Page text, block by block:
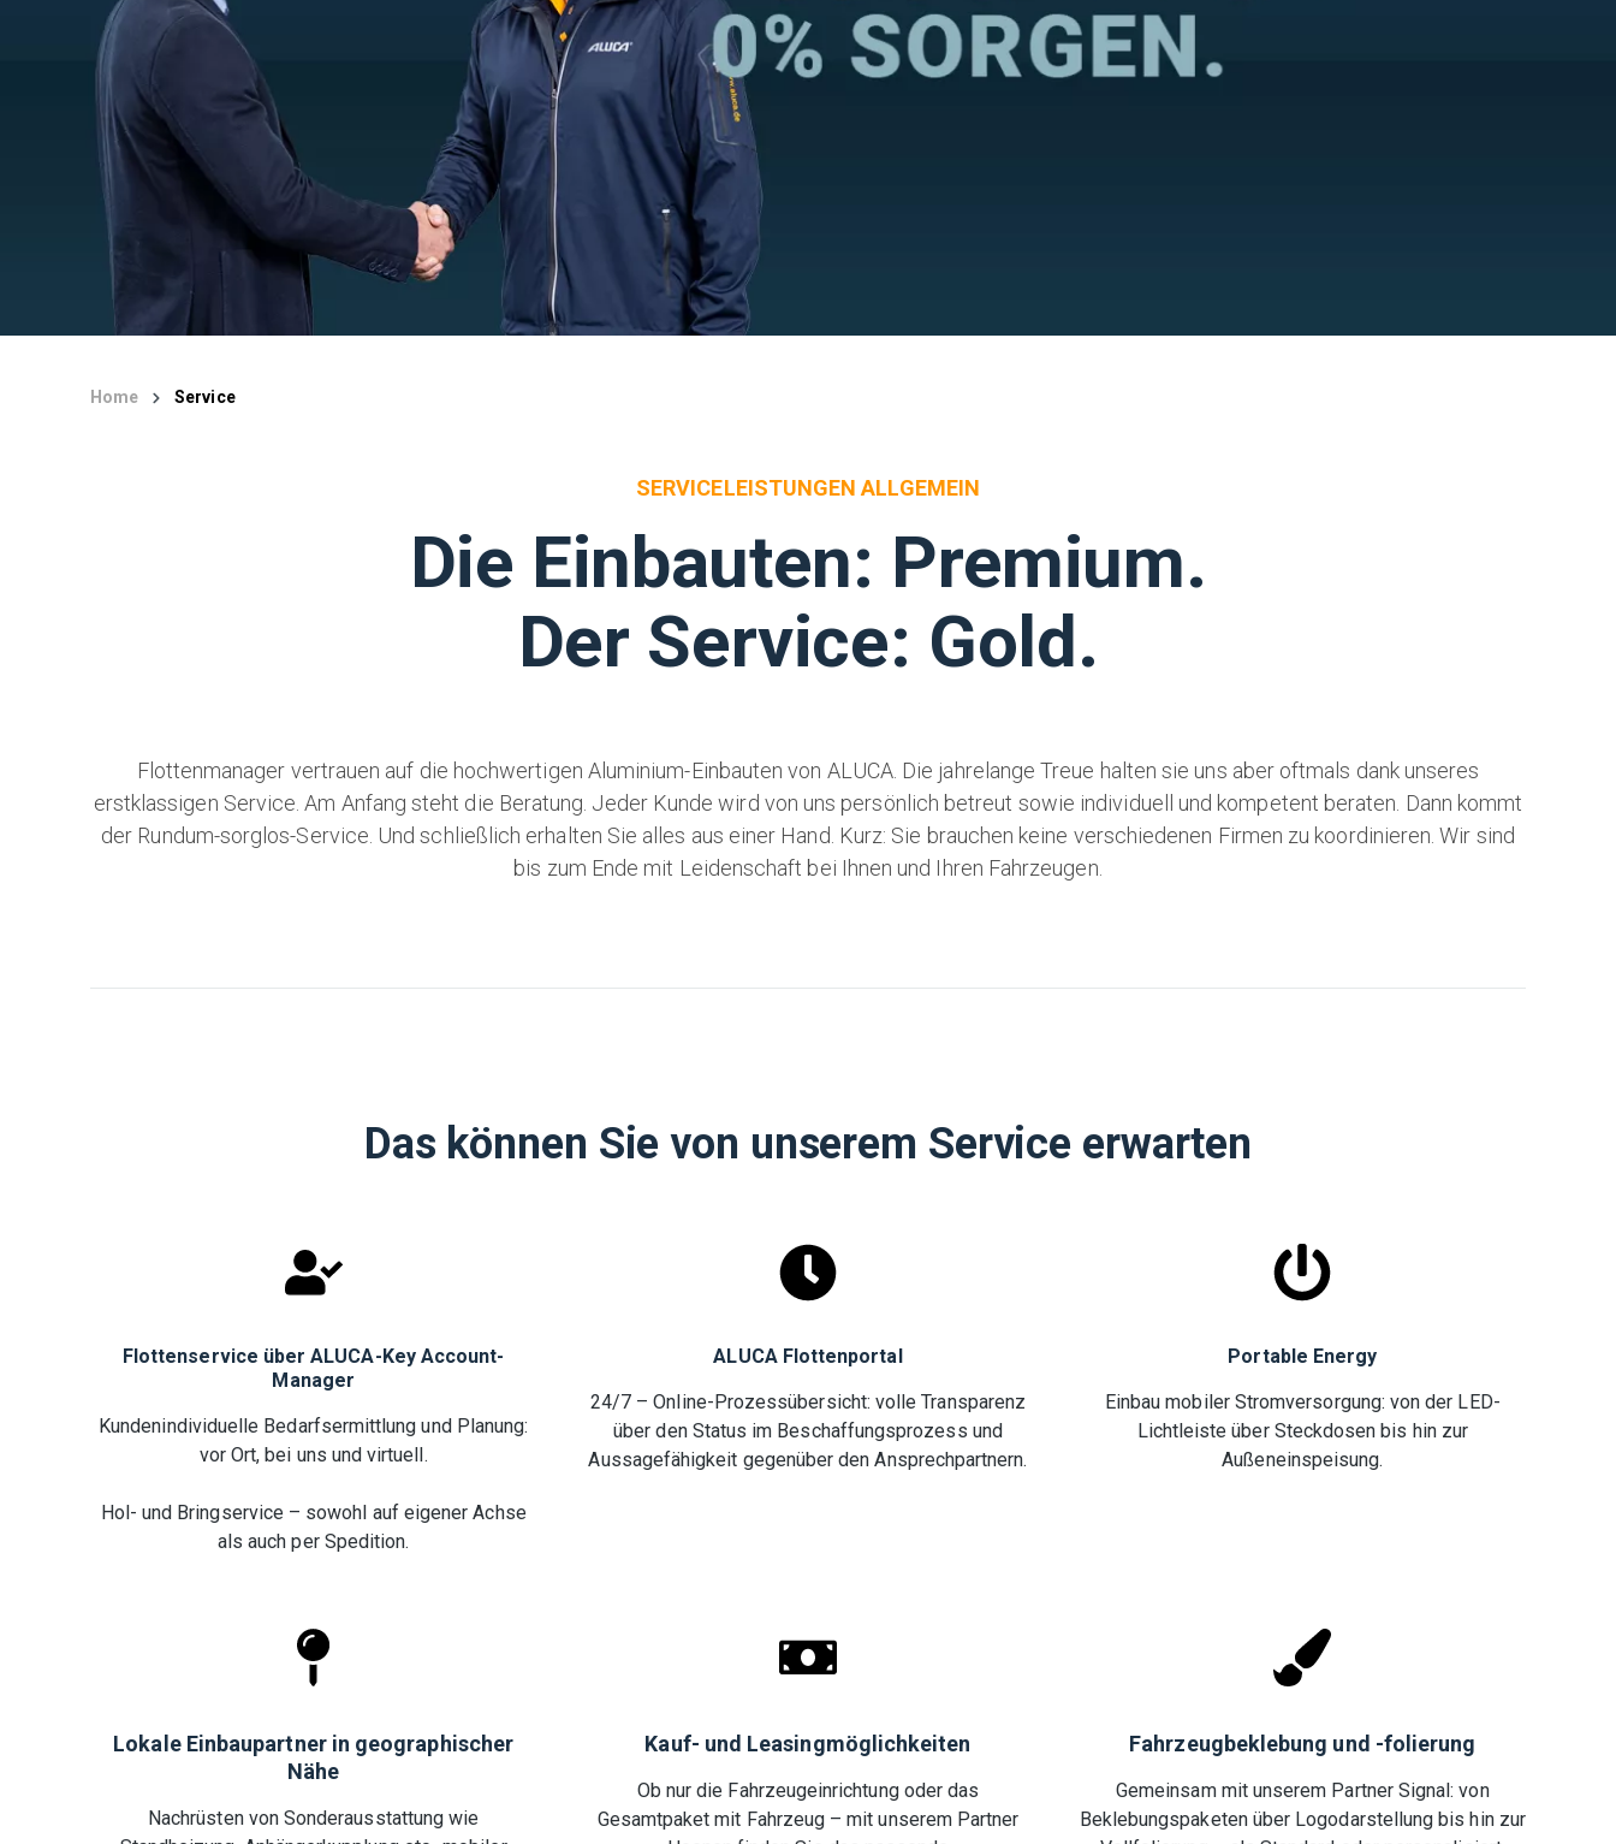
Home Service
SERVICELEISTUNGEN ALLGEMEIN
Die Einbauten: Premium.
Der Service: Gold.
Flottenmanager vertrauen auf die hochwertigen Aluminium-Einbauten von ALUCA. Die jahrelange Treue halten sie uns aber oftmals dank unseres
erstklassigen Service. Am Anfang steht die Beratung. Jeder Kunde wird von uns persönlich betreut sowie individuell und kompetent beraten. Dann kommt
der Rundum-sorglos-Service. Und schließlich erhalten Sie alles aus einer Hand. Kurz: Sie brauchen keine verschiedenen Firmen zu koordinieren. Wir sind
bis zum Ende mit Leidenschaft bei Ihnen und Ihren Fahrzeugen.
Das können Sie von unserem Service erwarten
Flottenservice über ALUCA-Key Account-
Manager
Kundenindividuelle Bedarfsermittlung und Planung:
vor Ort, bei uns und virtuell.
Hol- und Bringservice – sowohl auf eigener Achse
als auch per Spedition.
ALUCA Flottenportal
24/7 – Online-Prozessübersicht: volle Transparenz
über den Status im Beschaffungsprozess und
Aussagefähigkeit gegenüber den Ansprechpartnern.
Portable Energy
Einbau mobiler Stromversorgung: von der LED-
Lichtleiste über Steckdosen bis hin zur
Außeneinspeisung.
Lokale Einbaupartner in geographischer
Nähe
Nachrüsten von Sonderausstattung wie
Kauf- und Leasingmöglichkeiten
Ob nur die Fahrzeugeinrichtung oder das
Gesamtpaket mit Fahrzeug – mit unserem Partner
Fahrzeugbeklebung und -folierung
Gemeinsam mit unserem Partner Signal: von
Beklebungspaketen über Logodarstellung bis hin zur